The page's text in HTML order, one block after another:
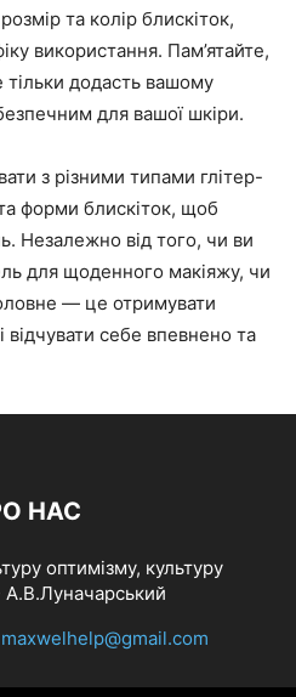
та колір блискіток,
використання. Пам’ятайте,
тільки додасть вашому
для вашої шкіри.
з різними типами глітер-
форми блискіток, щоб
Незалежно від того, чи ви
для щоденного макіяжу, чи
— це отримувати
відчувати себе впевнено та
НАС
оптимізму, культуру
А.В.Луначарський
maxwelhelp@gmail.com